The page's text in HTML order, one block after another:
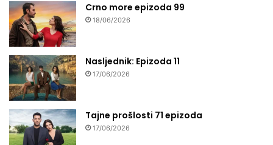
Crno more epizoda 99
18/06/2026
Nasljednik: Epizoda 11
17/06/2026
Tajne prošlosti 71 epizoda
17/06/2026